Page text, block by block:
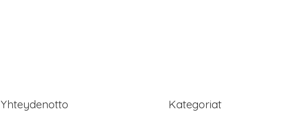
Yhteydenotto Kategoriat